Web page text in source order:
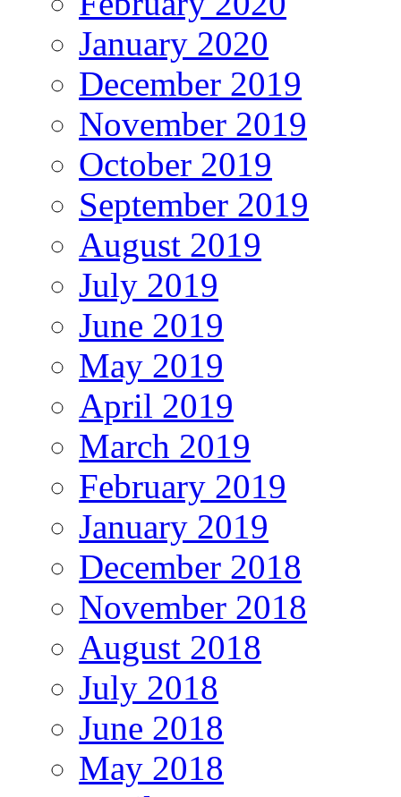
January 2020
December 2019
November 2019
October 2019
September 2019
August 2019
July 2019
June 2019
May 2019
April 2019
March 2019
February 2019
January 2019
December 2018
November 2018
August 2018
July 2018
June 2018
May 2018